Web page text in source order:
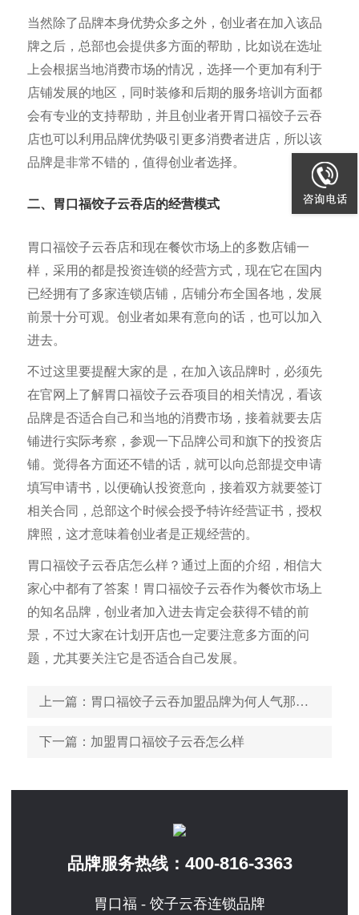
当然除了品牌本身优势众多之外，创业者在加入该品
牌之后，总部也会提供多方面的帮助，比如说在选址
上会根据当地消费市场的情况，选择一个更加有利于
店铺发展的地区，同时装修和后期的服务培训方面都
会有专业的支持帮助，并且创业者开胃口福饺子云吞
店也可以利用品牌优势吸引更多消费者进店，所以该
品牌是非常不错的，值得创业者选择。
二、胃口福饺子云吞店的经营模式
胃口福饺子云吞店和现在餐饮市场上的多数店铺一
样，采用的都是投资连锁的经营方式，现在它在国内
已经拥有了多家连锁店铺，店铺分布全国各地，发展
前景十分可观。创业者如果有意向的话，也可以加入
进去。
不过这里要提醒大家的是，在加入该品牌时，必须先
在官网上了解胃口福饺子云吞项目的相关情况，看该
品牌是否适合自己和当地的消费市场，接着就要去店
铺进行实际考察，参观一下品牌公司和旗下的投资店
铺。觉得各方面还不错的话，就可以向总部提交申请
填写申请书，以便确认投资意向，接着双方就要签订
相关合同，总部这个时候会授予特许经营证书，授权
牌照，这才意味着创业者是正规经营的。
胃口福饺子云吞店怎么样？通过上面的介绍，相信大
家心中都有了答案！胃口福饺子云吞作为餐饮市场上
的知名品牌，创业者加入进去肯定会获得不错的前
景，不过大家在计划开店也一定要注意多方面的问
题，尤其要关注它是否适合自己发展。
上一篇 ：胃口福饺子云吞加盟品牌为何人气那么高？
下一篇 ：加盟胃口福饺子云吞怎么样
品牌服务热线： 400-816-3363
胃口福 - 饺子云吞连锁品牌